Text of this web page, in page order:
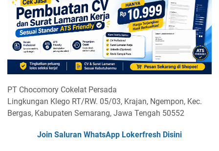
PT Chocomory Cokelat Persada
Lingkungan Klego RT/RW. 05/03, Krajan, Ngempon, Kec.
Bergas, Kabupaten Semarang, Jawa Tengah 50552
Join Saluran WhatsApp Lokerfresh Disini